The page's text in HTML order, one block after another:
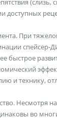
(слизь,
При
спейсер-
быстрое
и технику,
Несмотря
во